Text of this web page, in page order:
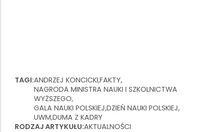
TAGI ANDRZEJ KONCICKI FAKTY
NAGRODA MINISTRA NAUKI I SZKOLNICTWA
WYŻSZEGO
GALA NAUKI POLSKIEJ DZIEŃ NAUKI POLSKIEJ
UWM DUMA Z KADRY
RODZAJ ARTYKUŁU AKTUALNOŚCI